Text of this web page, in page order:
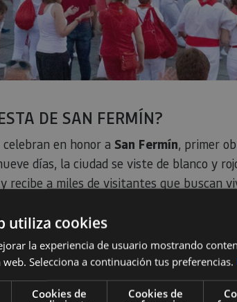
DE SAN FERMÍN?
en honor a San Fermín, primer
días, la ciudad se viste de blanco y
recibe a miles de visitantes que buscan
es elencierro, donde corredores y toros
de Santo Domingohasta laplaza de
San Fermín es mucho más: incluye la
de gigantes y cabezudos, conciertos y
utiliza cookies
la experiencia de usuario mostrando
Selecciona a continuación tus preferencias.
Cookies de
Cookies de